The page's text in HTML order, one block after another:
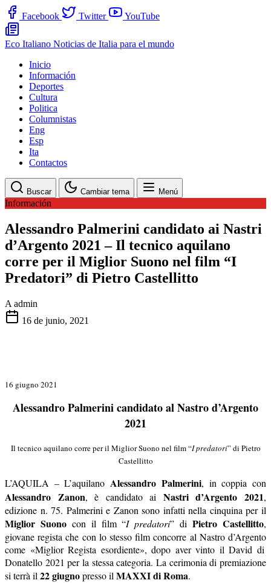
Facebook Twitter YouTube
Eco Italiano Noticias de Italia para el mundo
Inicio
Información
Deportes
Cultura
Politica
Columnistas
Eng
Esp
Ita
Contactos
Buscar Cambiar tema Menú
Información
Alessandro Palmerini candidato ai Nastri
d’Argento 2021 – Il tecnico aquilano
corre per il Miglior Suono nel film “I
Predatori” di Pietro Castellitto
A admin
16 de junio, 2021
16 giugno 2021
Alessandro Palmerini candidato al Nastro d’Argento
2021
Il tecnico aquilano corre per il Miglior Suono nel film “I predatori” di Pietro
Castellitto
L’AQUILA – L’aquilano Alessandro Palmerini, in coppia con
Alessandro Zanon, è candidato ai Nastri d’Argento 2021,
edizione n. 75. Palmerini e Zanon sono infatti nella cinquina per il
Miglior Suonocon il film “I predatori” diPietro Castellitto,
giovane regista che con lo stesso film concorre al Nastro d’Argento
come «Miglior Regista esordiente», dopo aver vinto il David di
Donatello 2021 per la stessa categoria. La cerimonia di premiazione
si terrà il 22 giugnopresso il MAXXIdi Roma.